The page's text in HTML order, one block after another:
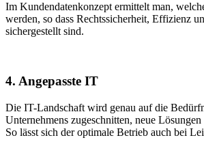
Im Kundendatenkonzept ermittelt man,
werden, so dass Rechtssicherheit, Effizienz
sichergestellt sind.
4. Angepasste IT
Die IT-Landschaft wird genau auf die
Unternehmens zugeschnitten, neue
So lässt sich der optimale Betrieb auch bei